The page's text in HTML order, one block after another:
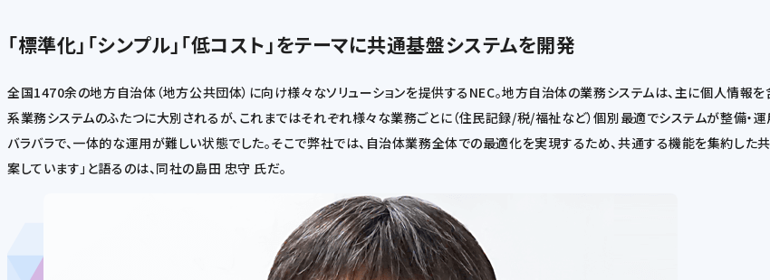
「標準化」「シンプル」「低コスト」をテーマに共通基盤システムを開発
全国1470余の地方自治体（地方公共団体）に向け様々なソリューションを提供するNEC。地方自治体の業務システムは、主に個人情報
系業務システムのふたつに大別されるが、これまではそれぞれ様々な業務ごとに（住民記録/税/福祉など）個別最適でシステムが整備・
バラバラで、一体的な運用が難しい状態でした。そこで弊社では、自治体業務全体での最適化を実現するため、共通する機能を集約し
案しています」と語るのは、同社の島田 忠守 氏だ。